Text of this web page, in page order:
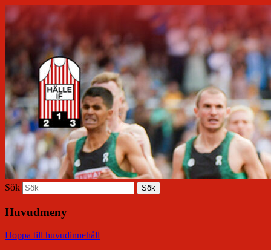
Hälle IF
Sök
Huvudmeny
Hoppa till huvudinnehåll